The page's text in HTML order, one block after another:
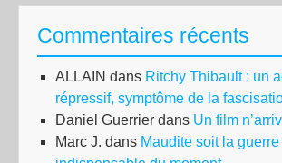
Commentaires récents
ALLAIN dans Ritchy Thibault : un
répressif, symptôme de la
Daniel Guerrier dans Un film
Marc J. dans Maudite soit la